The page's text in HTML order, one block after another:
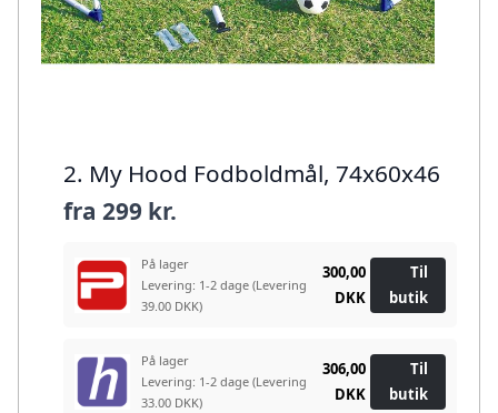
2. My Hood Fodboldmål, 74x60x46
fra 299 kr.
På lager
Levering: 1-2 dage (Levering
39.00 DKK)
300,00
DKK
Til
butik
På lager
Levering: 1-2 dage (Levering
33.00 DKK)
306,00
DKK
Til
butik